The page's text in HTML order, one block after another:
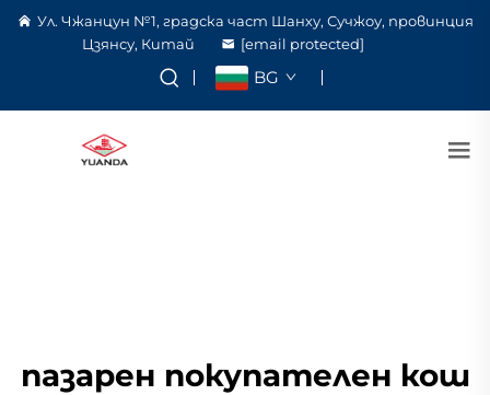
Ул. Чжанцун №1, градска част Шанху, Сучжоу, провинция
Цзянсу, Китай
[email protected]
BG
пазарен покупателен кош